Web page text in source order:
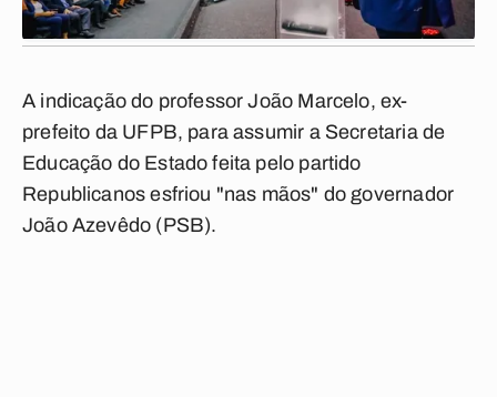
A indicação do professor João Marcelo, ex-
prefeito da UFPB, para assumir a Secretaria de
Educação do Estado feita pelo partido
Republicanos esfriou "nas mãos" do governador
João Azevêdo (PSB).